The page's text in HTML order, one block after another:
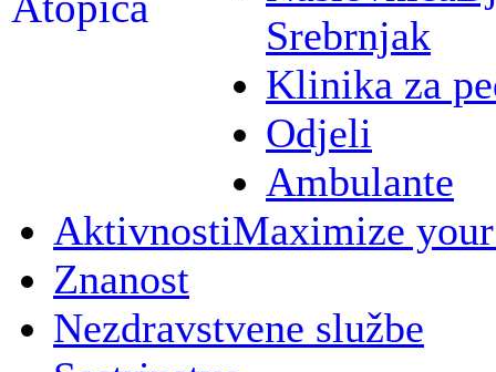
Srebrnjak
Klinika za
Odjeli
Ambulante
AktivnostiMaximize
Znanost
Nezdravstvene službe